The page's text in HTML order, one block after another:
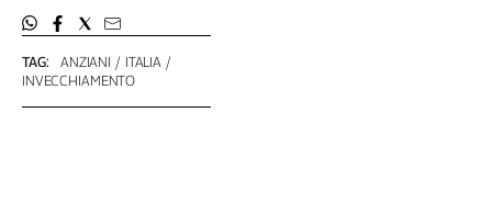
TAG: ANZIANI
ITALIA
INVECCHIAMENTO